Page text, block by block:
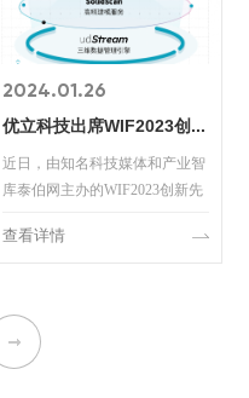
2024.01.26
优立科技出席WIF2023创新先行者论坛暨泰伯企业家会员年会
近日，由知名科技媒体和产业智
库泰伯网主办的WIF2023创新先
京成功举办，优立科技作为元宇
受邀出席了本次活动。共有百
余...
查看详情